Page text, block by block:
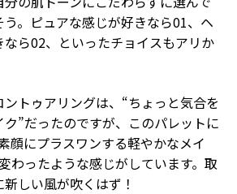
。ピュアな感じが好きなら01、ヘ
ら02、といったチョイスもアリか
トゥアリングは、“ちょっと気合を
”だったのですが、このパレットに
顔にプラスワンする軽やかなメイ
わったような感じがしています。取
しい風が吹くはず！